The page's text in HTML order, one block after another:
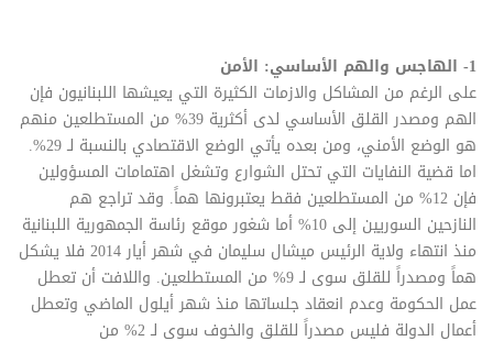
1- الهاجس والهم الأساسي: الأمن
على الرغم من المشاكل والازمات الكثيرة التي يعيشها اللبنانيون فإن
الهم ومصدر القلق الأساسي لدى أكثرية 39% من المستطلعين منهم
هو الوضع الأمني، ومن بعده يأتي الوضع الاقتصادي بالنسبة لـ 29%.
اما قضية النفايات التي تحتل الشوارع وتشغل اهتمامات المسؤولين
فإن 12% من المستطلعين فقط يعتبرونها هماً. وقد تراجع هم
النازحين السوريين إلى 10% أما شغور موقع رئاسة الجمهورية اللبنانية
منذ انتهاء ولاية الرئيس ميشال سليمان في شهر أيار 2014 فلا يشكل
هماً ومصدراً للقلق سوى لـ 9% من المستطلعين. واللافت أن تعطل
عمل الحكومة وعدم انعقاد جلساتها منذ شهر أيلول الماضي وتعطل
أعمال الدولة فليس مصدراً للقلق والخوف سوى لـ 2% من